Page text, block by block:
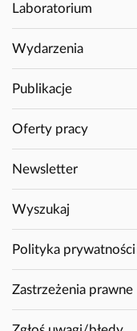
Laboratorium
Wydarzenia
Publikacje
Oferty pracy
Newsletter
Wyszukaj
Polityka prywatności
Zastrzeżenia prawne